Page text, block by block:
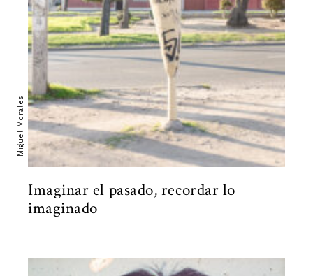
Miguel Morales
Imaginar el pasado, recordar lo
imaginado